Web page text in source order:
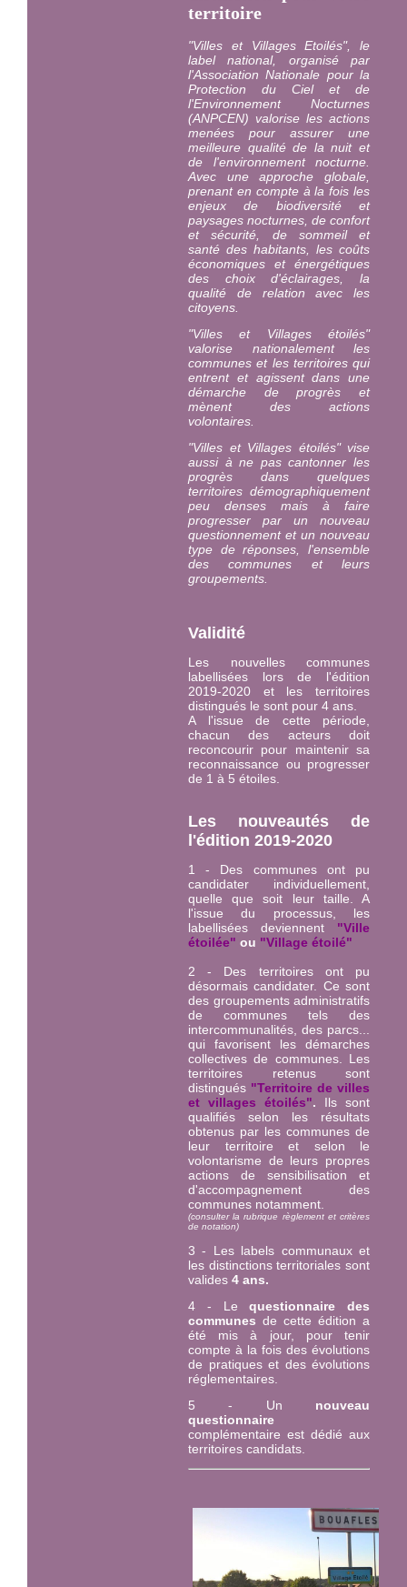
territoire
"Villes et Villages Etoilés", le
label national, organisé par
l'Association Nationale pour la
Protection du Ciel et de
l'Environnement Nocturnes
(ANPCEN) valorise les actions
menées pour assurer une
meilleure qualité de la nuit et
de l'environnement nocturne.
Avec une approche globale,
prenant en compte à la fois les
enjeux de biodiversité et
paysages nocturnes, de confort
et sécurité, de sommeil et
santé des habitants, les coûts
économiques et énergétiques
des choix d'éclairages, la
qualité de relation avec les
citoyens.
"Villes et Villages étoilés"
valorise nationalement les
communes et les territoires qui
entrent et agissent dans une
démarche de progrès et
mènent des actions
volontaires.
"Villes et Villages étoilés" vise
aussi à ne pas cantonner les
progrès dans quelques
territoires démographiquement
peu denses mais à faire
progresser par un nouveau
questionnement et un nouveau
type de réponses, l'ensemble
des communes et leurs
groupements.
Validité
Les nouvelles communes
labellisées lors de l'édition
2019-2020 et les territoires
distingués le sont pour 4 ans.
A l'issue de cette période,
chacun des acteurs doit
reconcourir pour maintenir sa
reconnaissance ou progresser
de 1 à 5 étoiles.
Les nouveautés de
l'édition 2019-2020
1 - Des communes ont pu
candidater individuellement,
quelle que soit leur taille. A
l'issue du processus, les
labellisées deviennent "Ville
étoilée" ou "Village étoilé"
2 - Des territoires ont pu
désormais candidater. Ce sont
des groupements administratifs
de communes tels des
intercommunalités, des parcs...
qui favorisent les démarches
collectives de communes. Les
territoires retenus sont
distingués "Territoire de villes
et villages étoilés". Ils sont
qualifiés selon les résultats
obtenus par les communes de
leur territoire et selon le
volontarisme de leurs propres
actions de sensibilisation et
d'accompagnement des
communes notamment.
(consulter la rubrique règlement et critères
de notation)
3 - Les labels communaux et
les distinctions territoriales sont
valides 4 ans.
4 - Lequestionnaire des
communes de cette édition a
été mis à jour, pour tenir
compte à la fois des évolutions
de pratiques et des évolutions
réglementaires.
5 - Un nouveau
questionnaire
complémentaire est dédié aux
territoires candidats.